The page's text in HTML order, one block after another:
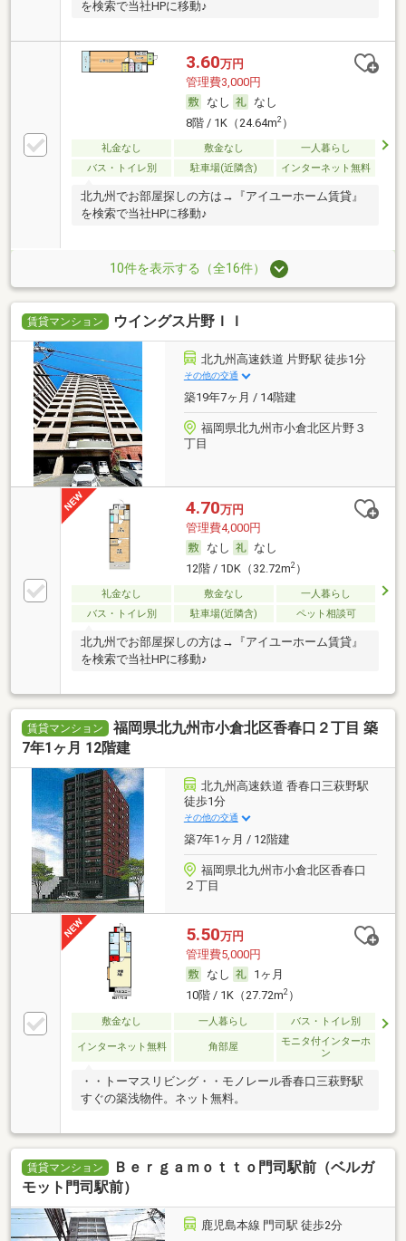
を検索で当社HPに移動♪
3.60万円
管理費3,000円
なし
なし
8階 / 1K（24.64m2）
礼金なし 敷金なし
一人暮らし
バス・トイレ別
駐車場(近隣含) インターネット無料
北九州でお部屋探しの方は→『アイユーホーム賃貸』
を検索で当社HPに移動♪
10件を表示する（全16件）
賃貸マンション ウイングス片野ＩＩ
北九州高速鉄道 片野駅 徒歩1分
その他の交通
築19年7ヶ月 / 14階建
福岡県北九州市小倉北区片野３
丁目
4.70万円
管理費4,000円
なし
なし
12階 / 1DK（32.72m2）
礼金なし 敷金なし
一人暮らし
バス・トイレ別
駐車場(近隣含) ペット相談可
北九州でお部屋探しの方は→『アイユーホーム賃貸』
を検索で当社HPに移動♪
賃貸マンション
福岡県北九州市小倉北区香春口２丁目 築
7年1ヶ月 12階建
北九州高速鉄道 香春口三萩野駅
徒歩1分
その他の交通
築7年1ヶ月 / 12階建
福岡県北九州市小倉北区香春口
２丁目
5.50万円
管理費5,000円
なし
1ヶ月
10階 / 1K（27.72m2）
敷金なし 一人暮らし バス・トイレ別
インターネット無料 角部屋
モニタ付インターホ
ン
・・トーマスリビング・・モノレール香春口三萩野駅
すぐの築浅物件。ネット無料。
賃貸マンション
Ｂｅｒｇａｍｏｔｔｏ門司駅前（ベルガ
モット門司駅前）
鹿児島本線 門司駅 徒歩2分